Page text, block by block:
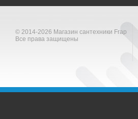
© 2014-2026 Магазин сантехники Frap
Все права защищены